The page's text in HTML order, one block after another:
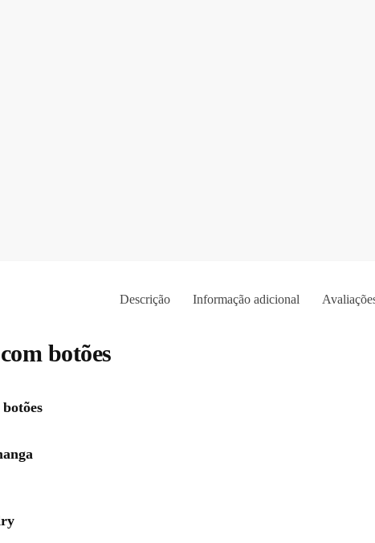
Descrição Informação adicional
botões